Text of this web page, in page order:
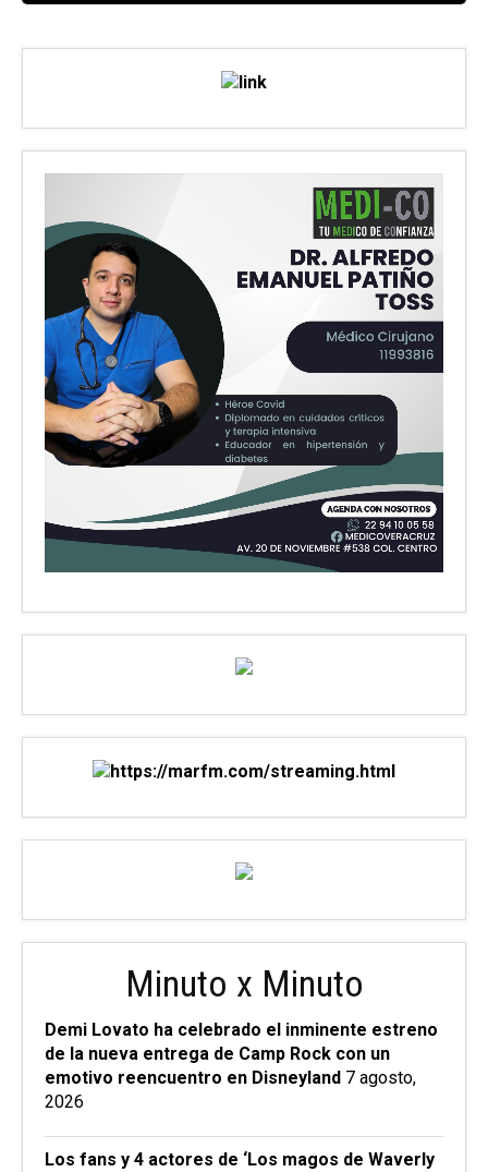
Minuto x Minuto
Demi Lovato ha celebrado el inminente estreno
de la nueva entrega de Camp Rock con un
emotivo reencuentro en Disneyland 7 agosto,
2026
Los fans y 4 actores de ‘Los magos de Waverly